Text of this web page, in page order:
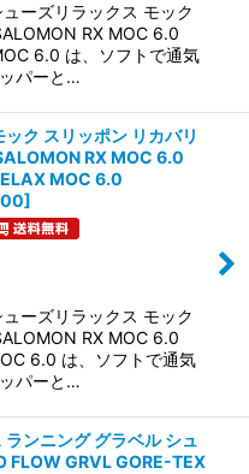
ーズリラックス モック
RX MOC 6.0
6.0 は、ソフトで通気
パーと…
ク スリッポン リカバリ
RX MOC 6.0
MOC 6.0
]
ーズリラックス モック
RX MOC 6.0
6.0 は、ソフトで通気
パーと…
ンニング グラベル シュ
FLOW GRVL GORE-TEX